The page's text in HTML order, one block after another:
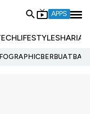
APPS
LIFESTYLESHARIA